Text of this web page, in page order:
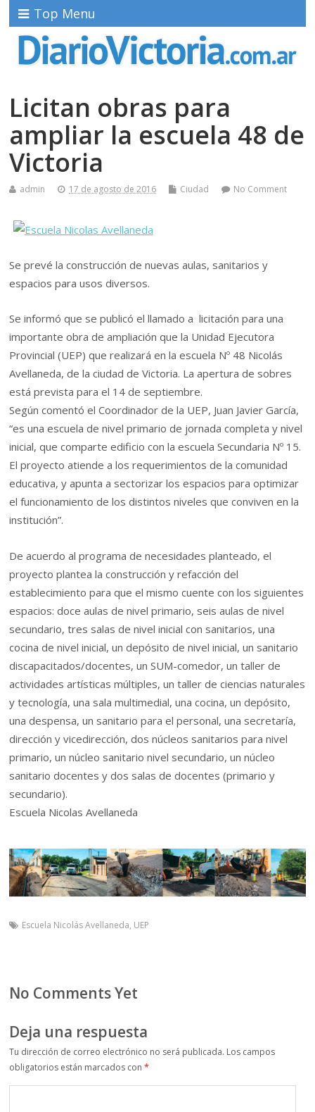
Top Menu
Licitan obras para
ampliar la escuela 48 de
Victoria
admin 17 de agosto de 2016 Ciudad No Comment
Se prevé la construcción de nuevas aulas, sanitarios y
espacios para usos diversos.
Se informó que se publicó el llamado a licitación para una
importante obra de ampliación que la Unidad Ejecutora
Provincial (UEP) que realizará en la escuela Nº 48 Nicolás
Avellaneda, de la ciudad de Victoria. La apertura de sobres
está prevista para el 14 de septiembre.
Según comentó el Coordinador de la UEP, Juan Javier García,
“es una escuela de nivel primario de jornada completa y nivel
inicial, que comparte edificio con la escuela Secundaria Nº 15.
El proyecto atiende a los requerimientos de la comunidad
educativa, y apunta a sectorizar los espacios para optimizar
el funcionamiento de los distintos niveles que conviven en la
institución”.
De acuerdo al programa de necesidades planteado, el
proyecto plantea la construcción y refacción del
establecimiento para que el mismo cuente con los siguientes
espacios: doce aulas de nivel primario, seis aulas de nivel
secundario, tres salas de nivel inicial con sanitarios, una
cocina de nivel inicial, un depósito de nivel inicial, un sanitario
discapacitados/docentes, un SUM-comedor, un taller de
actividades artísticas múltiples, un taller de ciencias naturales
y tecnología, una sala multimedial, una cocina, un depósito,
una despensa, un sanitario para el personal, una secretaría,
dirección y vicedirección, dos núcleos sanitarios para nivel
primario, un núcleo sanitario nivel secundario, un núcleo
sanitario docentes y dos salas de docentes (primario y
secundario).
Escuela Nicolas Avellaneda
Escuela Nicolás Avellaneda, UEP
No Comments Yet
Deja una respuesta
Tu dirección de correo electrónico no será publicada. Los campos
obligatorios están marcados con*